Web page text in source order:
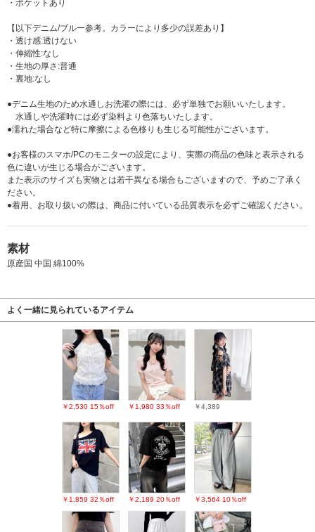
・ポケットあり
【以下デニム/ブルー参考。カラーにより多少の誤差あり】
・透け感:透けない
・伸縮性:なし
・生地の厚さ:普通
・裏地:なし
●デニム生地のため水通しお洗濯の際には、必ず単独でお願いいたします。
水通しや洗濯時には必ず染料より色落ちいたします。
●濡れた場合など特に摩擦による色移りも生じる可能性がございます。
●お客様のスマホ/PCのモニターの設定により、実際の商品の色味と表示される
色に違いが生じる場合がございます。
また表示のサイズも実物とは若干異なる場合もございますので、予めご了承く
ださい。
●着用、お取り扱いの際は、商品に付いている品質表示を必ずご確認ください。
素材
原産国 中国 綿100%
よく一緒に見られているアイテム
￥2,530 15％off ￥1,980 33％off ￥4,389
￥1,859 32％off ￥2,189 20％off ￥3,564 10％off